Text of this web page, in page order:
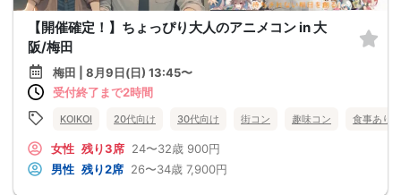
【開催確定！】ちょっぴり大人のアニメコン in 大
阪/梅田
梅田 | 8月9日(日) 13:45〜
受付終了まで2時間
KOIKOI 20代向け 30代向け 街コン 趣味コン 食事あり
女性 残り3席 24〜32歳 900円
男性 残り2席 26〜34歳 7,900円